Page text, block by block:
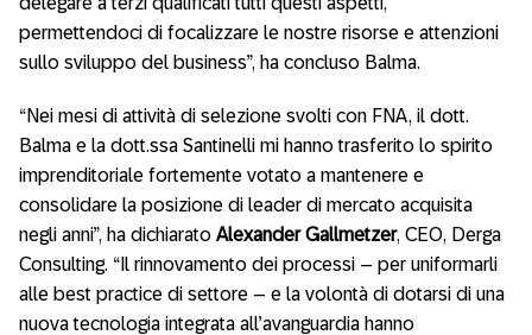
permettendoci di focalizzare le nostre risorse e attenzioni
sullo sviluppo del business”, ha concluso Balma.
“Nei mesi di attività di selezione svolti con FNA, il dott.
Balma e la dott.ssa Santinelli mi hanno trasferito lo spirito
imprenditoriale fortemente votato a mantenere e
consolidare la posizione di leader di mercato acquisita
negli anni”, ha dichiarato Alexander Gallmetzer, CEO, Derga
Consulting. “Il rinnovamento dei processi – per uniformarli
alle best practice di settore – e la volontà di dotarsi di una
nuova tecnologia integrata all’avanguardia hanno